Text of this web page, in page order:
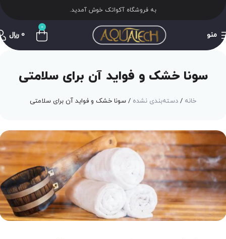
به فروشگاه آکواتک خوش آمدید.
منو
0
0 ﷼
سونا خشک و فواید آن برای سلامتی
خانه دسته‌بندی نشده سونا خشک و فواید آن برای سلامتی